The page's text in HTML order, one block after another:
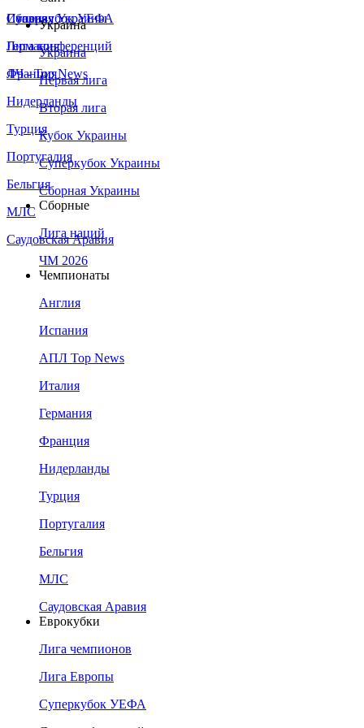
Сборная Украины
Италия
Германия
Франция
Нидерланды
Турция
Португалия
Бельгия
МЛС
Саудовская Аравия
Суперкубок УЕФА
Лига конференций
ЛЧ - Top News
Украина
Украина
Первая лига
Вторая лига
Кубок Украины
Суперкубок Украины
Сборная Украины
Сборные
Лига наций
ЧМ 2026
Чемпионаты
Англия
Испания
АПЛ Top News
Италия
Германия
Франция
Нидерланды
Турция
Португалия
Бельгия
МЛС
Саудовская Аравия
Еврокубки
Лига чемпионов
Лига Европы
Суперкубок УЕФА